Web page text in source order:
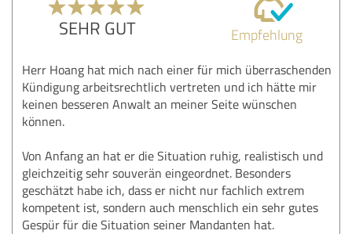
SEHR GUT Empfehlung
Herr Hoang hat mich nach einer für mich überraschenden
Kündigung arbeitsrechtlich vertreten und ich hätte mir
keinen besseren Anwalt an meiner Seite wünschen
können.
Von Anfang an hat er die Situation ruhig, realistisch und
gleichzeitig sehr souverän eingeordnet. Besonders
geschätzt habe ich, dass er nicht nur fachlich extrem
kompetent ist, sondern auch menschlich ein sehr gutes
Gespür für die Situation seiner Mandanten hat.